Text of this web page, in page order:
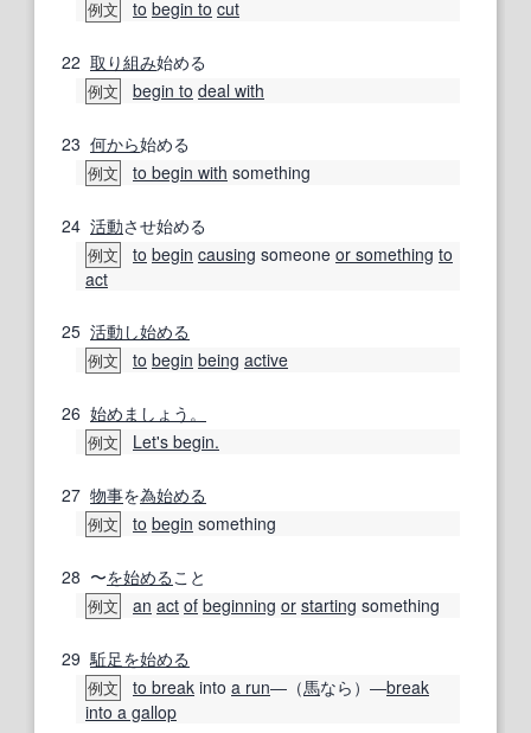
例文 to begin to cut
22 取り組み始める
例文 begin to deal with
23 何から始める
例文 to begin with something
24 活動させ始める
例文 to begin causing someone or something to
act
25 活動 し始める
例文 to begin being active
26 始めましょう。
例文 Let's begin.
27 物事を為始める
例文 to begin something
28 〜を始めること
例文 an act of beginning or starting something
29 駈足を始める
例文 to break into a run―（馬なら）―break
into a gallop